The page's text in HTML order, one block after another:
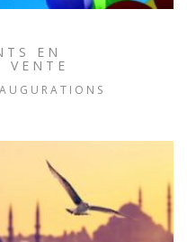
EN
VENTE